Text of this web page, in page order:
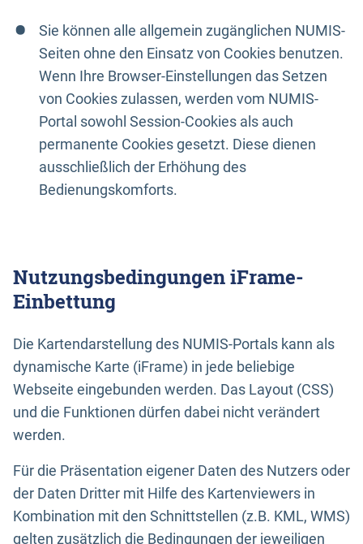
Sie können alle allgemein zugänglichen NUMIS-
Seiten ohne den Einsatz von Cookies benutzen.
Wenn Ihre Browser-Einstellungen das Setzen
von Cookies zulassen, werden vom NUMIS-
Portal sowohl Session-Cookies als auch
permanente Cookies gesetzt. Diese dienen
ausschließlich der Erhöhung des
Bedienungskomforts.
Nutzungsbedingungen iFrame-
Einbettung
Die Kartendarstellung des NUMIS-Portals kann als
dynamische Karte (iFrame) in jede beliebige
Webseite eingebunden werden. Das Layout (CSS)
und die Funktionen dürfen dabei nicht verändert
werden.
Für die Präsentation eigener Daten des Nutzers oder
der Daten Dritter mit Hilfe des Kartenviewers in
Kombination mit den Schnittstellen (z.B. KML, WMS)
gelten zusätzlich die Bedingungen der jeweiligen